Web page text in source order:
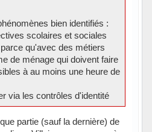
bien identifiés :
scolaires et sociales
qu'avec des métiers
de ménage qui doivent faire
à au moins une heure de
via les contrôles d'identité
partie (sauf la dernière) de